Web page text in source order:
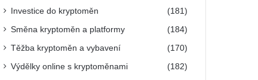
Investice do kryptoměn (181)
Směna kryptoměn a platformy (184)
Těžba kryptoměn a vybavení (170)
Výdělky online s kryptoměnami (182)